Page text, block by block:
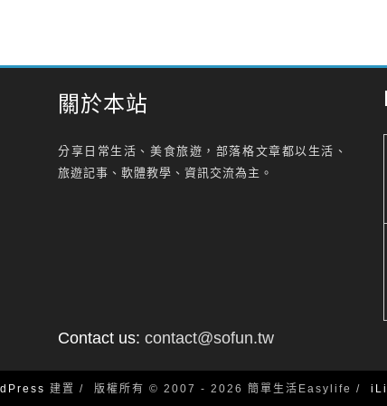
關於本站
分享日常生活、美食旅遊，部落格文章都以生活、
旅遊記事、軟體教學、資訊交流為主。
Contact us: contact@sofun.tw
建置 版權所有 © 2007 - 2026 簡單生活Easylife